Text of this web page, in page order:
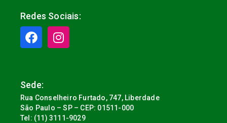
Redes Sociais:
Sede:
Rua Conselheiro Furtado, 747, Liberdade
São Paulo – SP – CEP: 01511-000
Tel: (11) 3111-9029